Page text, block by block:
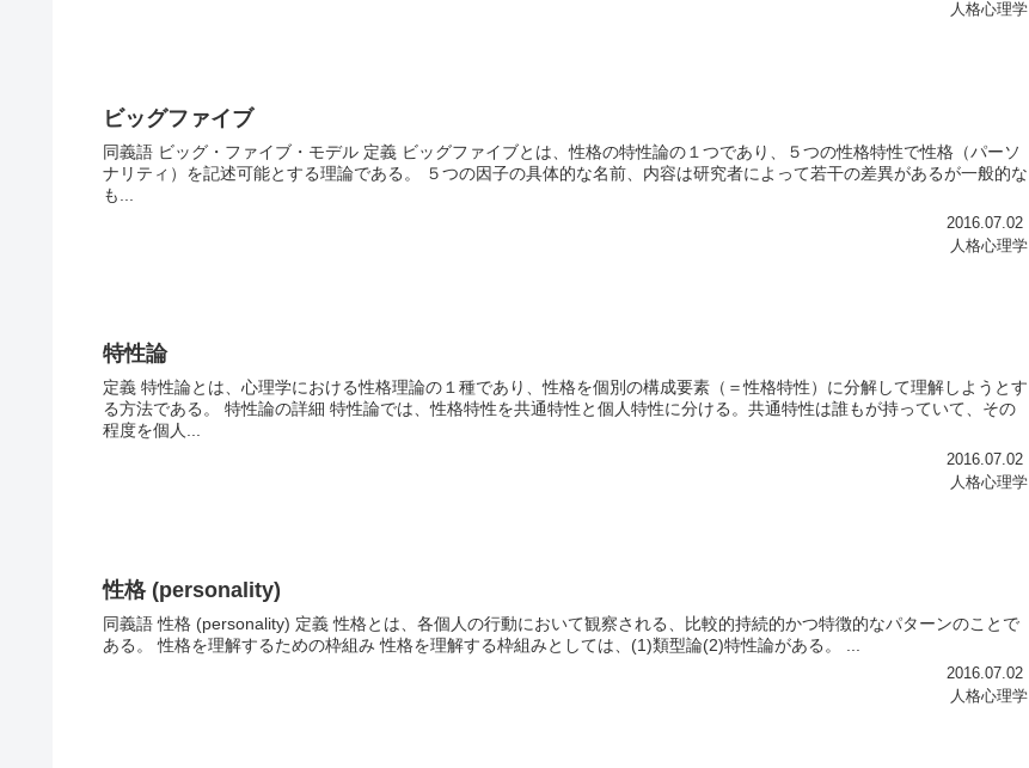
人格心理学
ビッグファイブ
同義語 ビッグ・ファイブ・モデル 定義 ビッグファイブとは、性格の特性論の１つであり、５つの性格特性で性格（パーソ
ナリティ）を記述可能とする理論である。 ５つの因子の具体的な名前、内容は研究者によって若干の差異があるが一般的な
も...
2016.07.02
人格心理学
特性論
定義 特性論とは、心理学における性格理論の１種であり、性格を個別の構成要素（＝性格特性）に分解して理解しようとす
る方法である。 特性論の詳細 特性論では、性格特性を共通特性と個人特性に分ける。共通特性は誰もが持っていて、その
程度を個人...
2016.07.02
人格心理学
性格 (personality)
同義語 性格 (personality) 定義 性格とは、各個人の行動において観察される、比較的持続的かつ特徴的なパターンのことで
ある。 性格を理解するための枠組み 性格を理解する枠組みとしては、(1)類型論(2)特性論がある。 ...
2016.07.02
人格心理学